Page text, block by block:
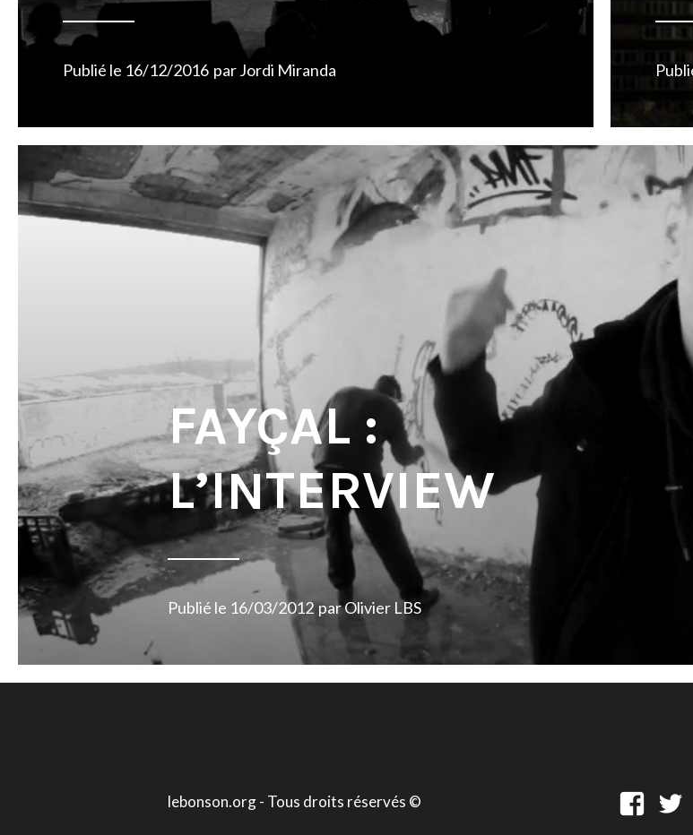
Publié le 16/12/2016 parJordi Miranda
FAYÇAL :
L’INTERVIEW
Publié le 16/03/2012 parOlivier LBS
lebonson.org - Tous droits réservés ©